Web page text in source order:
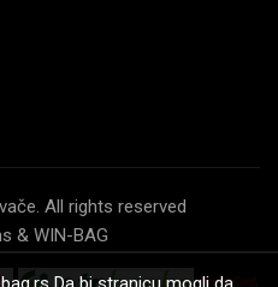
All rights reserved
& WIN-BAG